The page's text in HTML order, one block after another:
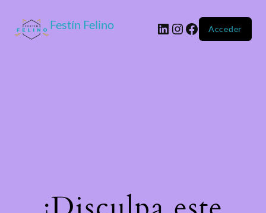
Festín Felino Acceder